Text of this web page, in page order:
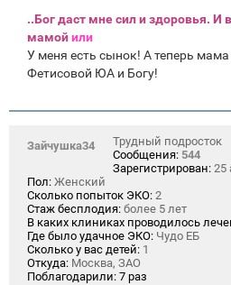
..Бог даст мне сил и здоровья. И
мамойили
У меня есть сынок! А теперь
Фетисовой ЮА и Богу!
Зайчушка34
Трудный подросток
Сообщения: 544
Зарегистрирован: 25
Пол: Женский
Сколько попыток ЭКО: 2
Стаж бесплодия: более 5 лет
В каких клиниках проводилось
Где было удачное ЭКО: Чудо ЕБ
Сколько у вас детей: 1
Откуда: Москва, ЗАО
Поблагодарили: 7 раз